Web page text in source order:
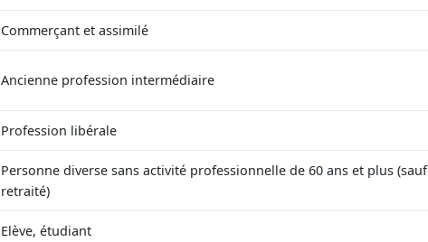
Commerçant et assimilé
Ancienne profession intermédiaire
Profession libérale
Personne diverse sans activité professionnelle de 60 ans et plus (sauf
retraité)
Elève, étudiant